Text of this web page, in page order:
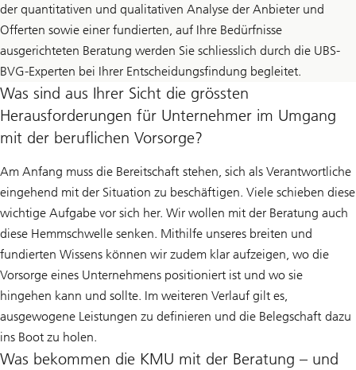
der quantitativen und qualitativen Analyse der Anbieter und
Offerten sowie einer fundierten, auf Ihre Bedürfnisse
ausgerichteten Beratung werden Sie schliesslich durch die UBS-
BVG-Experten bei Ihrer Entscheidungsfindung begleitet.
Was sind aus Ihrer Sicht die grössten
Herausforderungen für Unternehmer im Umgang
mit der beruflichen Vorsorge?
Am Anfang muss die Bereitschaft stehen, sich als Verantwortliche
eingehend mit der Situation zu beschäftigen. Viele schieben diese
wichtige Aufgabe vor sich her. Wir wollen mit der Beratung auch
diese Hemmschwelle senken. Mithilfe unseres breiten und
fundierten Wissens können wir zudem klar aufzeigen, wo die
Vorsorge eines Unternehmens positioniert ist und wo sie
hingehen kann und sollte. Im weiteren Verlauf gilt es,
ausgewogene Leistungen zu definieren und die Belegschaft dazu
ins Boot zu holen.
Was bekommen die KMU mit der Beratung – und